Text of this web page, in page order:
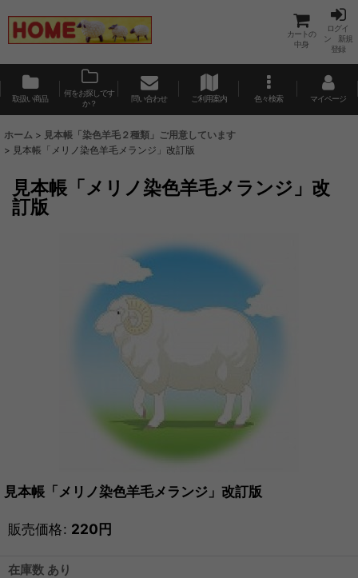
カートの
中身
ログイ
ン 新規
登録
取扱い商品
何をお探しです
か？
問い合わせ ご利用案内 色々検索 マイページ
ホーム > 見本帳「染色羊毛２種類」ご用意しています
> 見本帳「メリノ染色羊毛メランジ」改訂版
見本帳「メリノ染色羊毛メランジ」改
訂版
見本帳「メリノ染色羊毛メランジ」改訂版
販売価格: 220円
在庫数 あり